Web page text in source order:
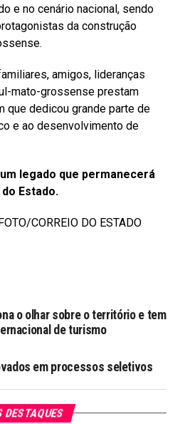
e no cenário nacional, sendo
da construção
amigos, lideranças
mato-grossense prestam
que dedicou grande parte de
e ao desenvolvimento de
legado que permanecerá
Estado.
FOTO/CORREIO DO ESTADO
o olhar sobre o território e tem
de turismo
em processos seletivos
DESTAQUES